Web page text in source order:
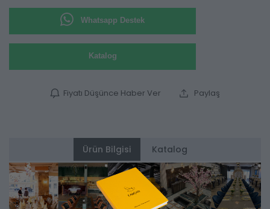
Whatsapp Destek
Katalog
Fiyatı Düşünce Haber Ver Paylaş
Ürün Bilgisi Katalog
Alternatifler